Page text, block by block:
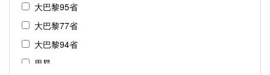
大巴黎95省
大巴黎77省
大巴黎94省
里昂